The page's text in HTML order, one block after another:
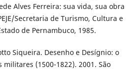
Alves Ferreira: sua vida, sua obra
Secretaria de Turismo, Cultura e
de Pernambuco, 1985.
Siqueira. Desenho e Desígnio: o
(1500-1822). 2001. São